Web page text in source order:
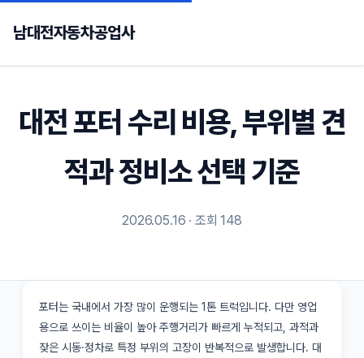
남대전자동차공업사
대전 포터 수리 비용, 부위별 견
적과 정비소 선택 기준
2026.05.16 · 조회 148
포터는 국내에서 가장 많이 운행되는 1톤 트럭입니다. 다만 영업
용으로 쓰이는 비율이 높아 주행거리가 빠르게 누적되고, 과적과
잦은 시동·정차로 특정 부위의 고장이 반복적으로 발생합니다. 대